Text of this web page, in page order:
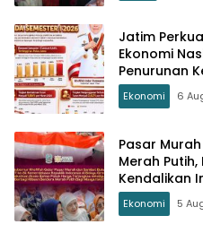
Jatim
Ekonomi
Penurunan
Ekonomi 6
Pasar
Merah
Kendalikan
Tanah Air
Ekonomi 5